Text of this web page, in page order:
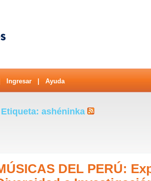
Ingresar Ayuda
ashéninka
DEL PERÚ: